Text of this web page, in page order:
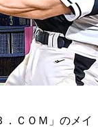
ＣＯＭ」のメイ